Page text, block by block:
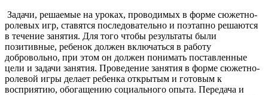
Задачи, решаемые на уроках, проводимых в форме сюжетно-
ролевых игр, ставятся последовательно и поэтапно решаются
в течение занятия. Для того чтобы результаты были
позитивные, ребенок должен включаться в работу
добровольно, при этом он должен понимать поставленные
цели и задачи занятия. Проведение занятия в форме сюжетно-
ролевой игры делает ребенка открытым и готовым к
восприятию, обогащению социального опыта. Передача и